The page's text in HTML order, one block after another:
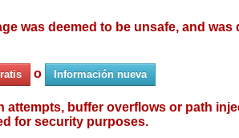
was deemed to be unsafe, and was
o Información nueva
attempts, buffer overflows or path
for security purposes.